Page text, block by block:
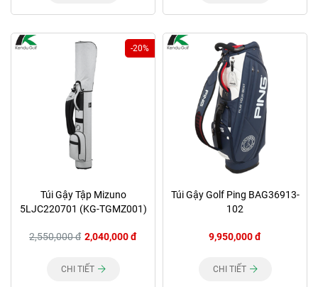
-20%
Túi Gậy Tập Mizuno
5LJC220701 (KG-TGMZ001)
2,550,000 đ 2,040,000 đ
CHI TIẾT
Túi Gậy Golf Ping BAG36913-
102
9,950,000 đ
CHI TIẾT